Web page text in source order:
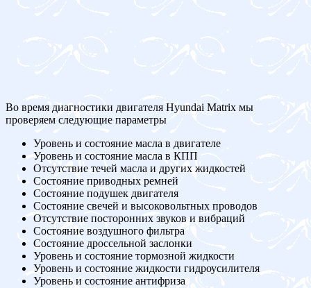
Во время диагностики двигателя Hyundai Matrix мы
проверяем следующие параметры
Уровень и состояние масла в двигателе
Уровень и состояние масла в КПП
Отсутствие течей масла и других жидкостей
Состояние приводных ремней
Состояние подушек двигателя
Состояние свечей и высоковольтных проводов
Отсутствие посторонних звуков и вибраций
Состояние воздушного фильтра
Состояние дроссельной заслонки
Уровень и состояние тормозной жидкости
Уровень и состояние жидкости гидроусилителя
Уровень и состояние антифриза